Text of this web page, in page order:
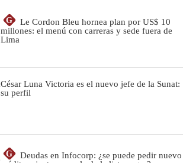
G
Le Cordon Bleu hornea plan por US$ 10
millones: el menú con carreras y sede fuera de
Lima
César Luna Victoria es el nuevo jefe de la Sunat:
su perfil
G
Deudas en Infocorp: ¿se puede pedir nuevo